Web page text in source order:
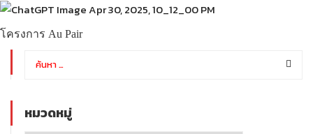
โครงการ Au Pair
หมวดหมู่